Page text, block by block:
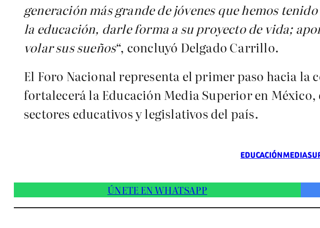
generación más grande de jóvenes que hemos
la educación, darle forma a su proyecto de vida;
volar sus sueños“, concluyó Delgado Carrillo.
El Foro Nacional representa el primer paso hacia la
fortalecerá la Educación Media Superior en
sectores educativos y legislativos del país.
EDUCACIÓN MEDIA
ÚNETE EN WHATSAPP